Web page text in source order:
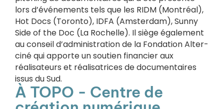
lors d’événements tels que les RIDM (Montréal),
Hot Docs (Toronto), IDFA (Amsterdam), Sunny
Side of the Doc (La Rochelle). Il siège également
au conseil d’administration de la Fondation Alter-
ciné qui apporte un soutien financier aux
réalisateurs et réalisatrices de documentaires
issus du Sud.
À TOPO - Centre de